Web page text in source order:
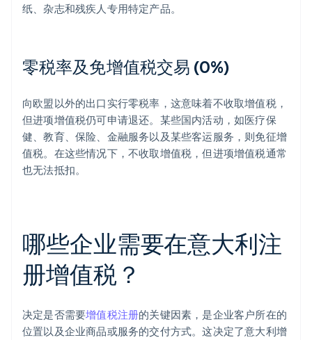
纸、杂志和残疾人专用特定产品。
零税率及免增值税交易 (0%)
向欧盟以外的出口实行零税率，这意味着不收取增值税，
但进项增值税仍可申请退还。某些国内活动，如医疗保
健、教育、保险、金融服务以及某些客运服务，则免征增
值税。在这些情况下，不收取增值税，但进项增值税通常
也无法抵扣。
哪些企业需要在意大利注
册增值税？
决定是否需要增值税注册的关键因素，是企业客户所在的
位置以及企业商品或服务的交付方式。这决定了意大利增